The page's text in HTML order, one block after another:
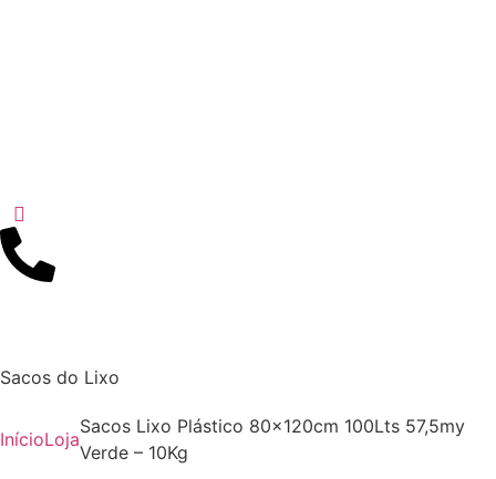
Sacos do Lixo
InícioLoja
Sacos Lixo Plástico 80x120cm 100Lts 57,5my
Verde – 10Kg